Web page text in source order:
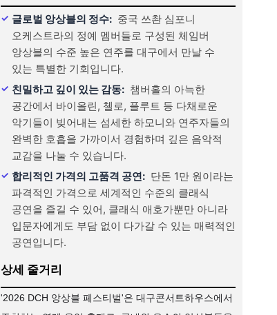
글로벌 앙상블의 정수: 중국 쓰촨 심포니
오케스트라의 정예 멤버들로 구성된 체임버
앙상블의 수준 높은 연주를 대구에서 만날 수
있는 특별한 기회입니다.
친밀하고 깊이 있는 감동: 챔버홀의 아늑한
공간에서 바이올린, 첼로, 플루트 등 다채로운
악기들이 빚어내는 섬세한 하모니와 연주자들의
완벽한 호흡을 가까이서 경험하며 깊은 음악적
교감을 나눌 수 있습니다.
합리적인 가격의 고품격 공연: 단돈 1만 원이라는
파격적인 가격으로 세계적인 수준의 클래식
공연을 즐길 수 있어, 클래식 애호가뿐만 아니라
입문자에게도 부담 없이 다가갈 수 있는 매력적인
공연입니다.
상세 줄거리
'2026 DCH 앙상블 페스티벌'은 대구콘서트하우스에서